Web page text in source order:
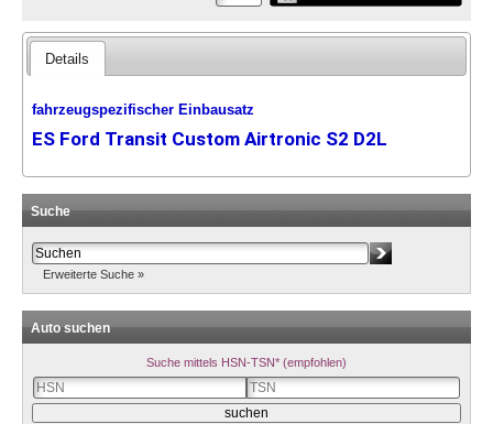
Details
fahrzeugspezifischer Einbausatz
ES Ford Transit Custom Airtronic S2 D2L
Suche
Erweiterte Suche »
Auto suchen
Suche mittels HSN-TSN* (empfohlen)